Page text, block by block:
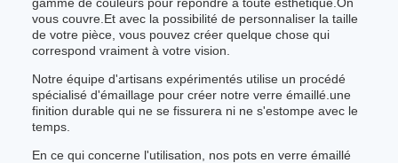
vous couvre.Et avec la possibilité de personnaliser la taille
de votre pièce, vous pouvez créer quelque chose qui
correspond vraiment à votre vision.
Notre équipe d'artisans expérimentés utilise un procédé
spécialisé d'émaillage pour créer notre verre émaillé.une
finition durable qui ne se fissurera ni ne s'estompe avec le
temps.
En ce qui concerne l'utilisation, nos pots en verre émaillé